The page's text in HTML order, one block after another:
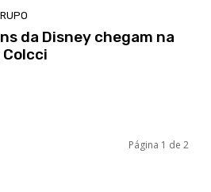
da Disney chegam na
Página 1 de 2